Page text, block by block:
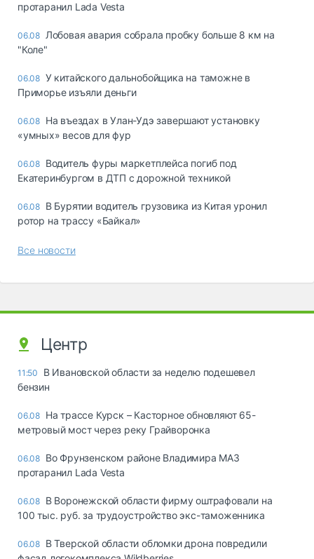
протаранил Lada Vesta
06.08 Лобовая авария собрала пробку больше 8 км на
"Коле"
06.08 У китайского дальнобойщика на таможне в
Приморье изъяли деньги
06.08 Ha въeздax в Улaн-Удэ зaвepшaют ycтaнoвкy
«yмныx» вecoв для фyp
06.08 Водитель фуры маркетплейса погиб под
Екатеринбургом в ДТП с дорожной техникой
06.08 В Бурятии водитель грузовика из Китая уронил
ротор на трассу «Байкал»
Все новости
Центр
11:50
В Ивановской области за неделю подешевел
бензин
06.08 На трассе Курск – Касторное обновляют 65-
метровый мост через реку Грайворонка
06.08 Во Фрунзенском районе Владимира МАЗ
протаранил Lada Vesta
06.08 В Воронежской области фирму оштрафовали на
100 тыс. руб. за трудоустройство экс-таможенника
06.08 В Тверской области обломки дрона повредили